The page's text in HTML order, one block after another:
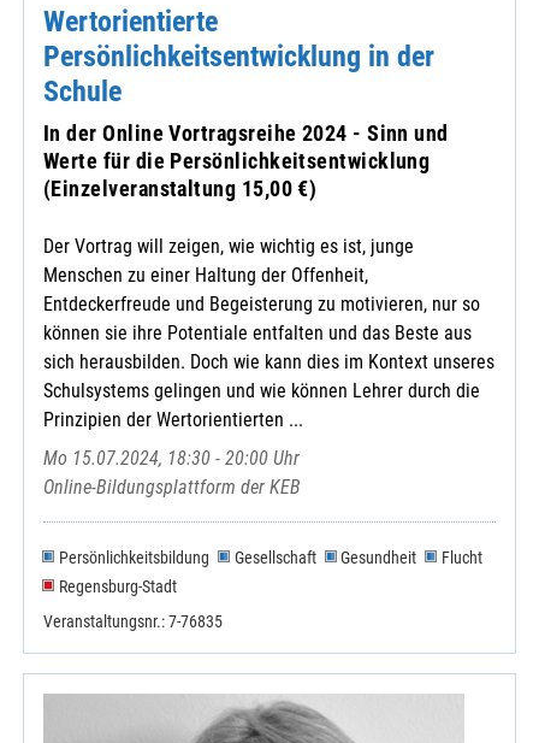
Wertorientierte
Persönlichkeitsentwicklung in der
Schule
In der Online Vortragsreihe 2024 - Sinn und
Werte für die Persönlichkeitsentwicklung
(Einzelveranstaltung 15,00 €)
Der Vortrag will zeigen, wie wichtig es ist, junge
Menschen zu einer Haltung der Offenheit,
Entdeckerfreude und Begeisterung zu motivieren, nur so
können sie ihre Potentiale entfalten und das Beste aus
sich herausbilden. Doch wie kann dies im Kontext unseres
Schulsystems gelingen und wie können Lehrer durch die
Prinzipien der Wertorientierten ...
Mo 15.07.2024, 18:30 - 20:00 Uhr
Online-Bildungsplattform der KEB
Persönlichkeitsbildung Gesellschaft Gesundheit
Flucht
Regensburg-Stadt
Veranstaltungsnr.: 7-76835